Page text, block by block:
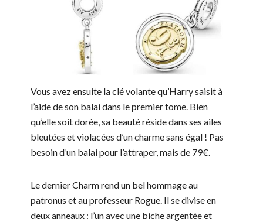
Vous avez ensuite la clé volante qu’Harry saisit à
l’aide de son balai dans le premier tome. Bien
qu’elle soit dorée, sa beauté réside dans ses ailes
bleutées et violacées d’un charme sans égal ! Pas
besoin d’un balai pour l’attraper, mais de 79€.
Le dernier Charm rend un bel hommage au
patronus et au professeur Rogue. Il se divise en
deux anneaux : l’un avec une biche argentée et